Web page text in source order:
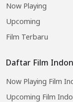
Now Playing
Upcoming
Film Terbaru
Daftar Film
Now Playing Film
Upcoming Film